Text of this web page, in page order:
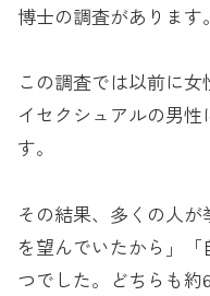
博士の調査があります。
この調査では以前に
イセクシュアルの男
す。
その結果、多くの人
を望んでいたから」
つでした。どちらも約